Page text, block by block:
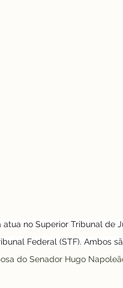
no Superior Tribunal de
Federal (STF). Ambos
Esposa do Senador Hugo